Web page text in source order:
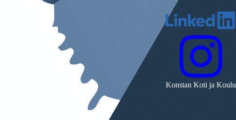
Konstan Koti ja Koulu